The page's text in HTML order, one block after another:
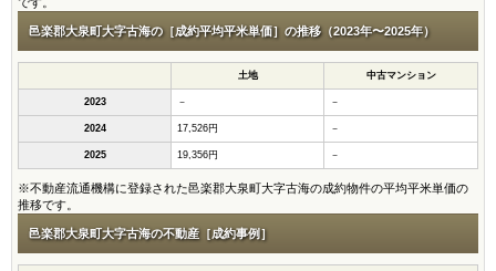
邑楽郡大泉町大字古海の［成約平均平米単価］の推移（2023年〜2025年）
土地 中古マンション
2023 － －
2024 17,526円 －
2025 19,356円 －
※不動産流通機構に登録された邑楽郡大泉町大字古海の成約物件の平均平米単価の
推移です。
邑楽郡大泉町大字古海の不動産［成約事例］